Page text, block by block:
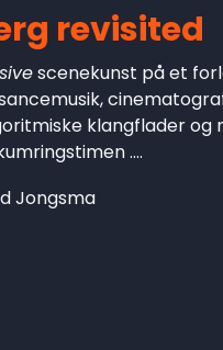
revisited
scenekunst på et
klangflader
....
Jongsma